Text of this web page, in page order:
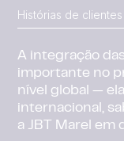
Histórias de clientes
A integração
importante no
nível global —
internacional,
a JBT Marel em